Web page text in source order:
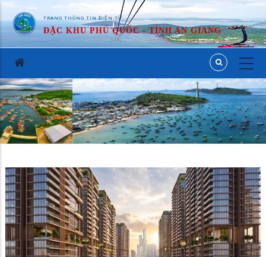
TRANG THÔNG TIN ĐIỆN TỬ
ĐẶC KHU PHÚ QUỐC - TỈNH AN GIANG